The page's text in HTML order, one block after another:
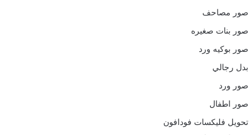
صور مصاحف
صور بنات صغيره
صور بوكيه ورد
بدل رجالي
صور ورد
صور اطفال
تحويل فليكسات فودافون